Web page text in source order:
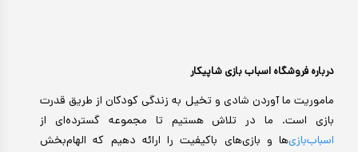
درباره فروشگاه اسباب بازی شاپیکار
ماموریت ما آوردن شادی و تخیل به زندگی کودکان از طریق قدرت
بازی است. ما در تلاش هستیم تا مجموعه گسترده‌ای از
اسباب‌بازی‌ها و بازی‌های باکیفیت را ارائه دهیم که الهام‌بخش